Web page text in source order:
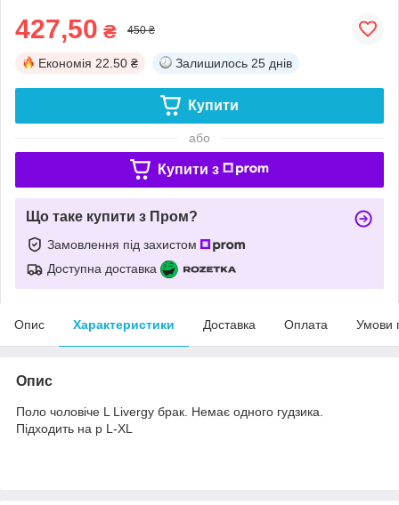
427,50 ₴ 450 ₴
Економія 22.50 ₴ Залишилось 25 днів
Купити
або
Купити з
Що таке купити з Пром?
Замовлення під захистом
Доступна доставка
Опис Характеристики Доставка Оплата Умови
Опис
Поло чоловіче L Livergy брак. Немає одного гудзика.
Підходить на р L-XL